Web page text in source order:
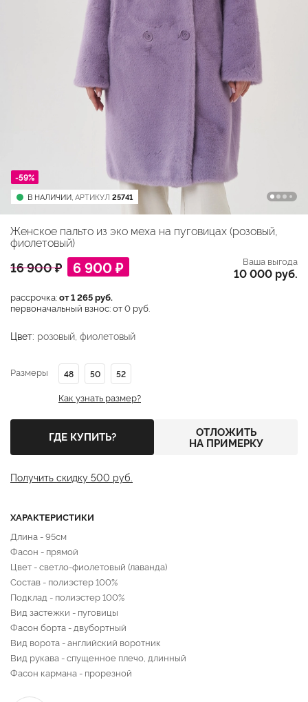
-59%
В НАЛИЧИИ, АРТИКУЛ 25741
Женское пальто из эко меха на пуговицах (розовый,
фиолетовый)
16 900 ₽ 6 900 ₽ Ваша выгода
10 000 руб.
рассрочка:от 1 265 руб.
первоначальный взнос: от 0 руб.
Цвет: розовый, фиолетовый
Размеры 48 50 52
Как узнать размер?
ГДЕ КУПИТЬ? ОТЛОЖИТЬ
НА ПРИМЕРКУ
Получить скидку 500 руб.
ХАРАКТЕРИСТИКИ
Длина - 95см
Фасон - прямой
Цвет - светло-фиолетовый (лаванда)
Состав - полиэстер 100%
Подклад - полиэстер 100%
Вид застежки - пуговицы
Фасон борта - двубортный
Вид ворота - английский воротник
Вид рукава - спущенное плечо, длинный
Фасон кармана - прорезной